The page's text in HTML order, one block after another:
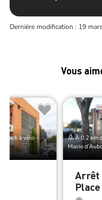
Dernière modification : 19
Vous
Rack à vélo –
À 0.2 km
Mairie
Arrêt
Place